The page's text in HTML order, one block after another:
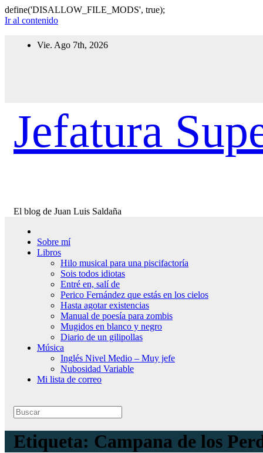
define('DISALLOW_FILE_MODS', true);
Ir al contenido
Vie. Ago 7th, 2026
Jefatura
El blog de Juan Luis Saldaña
Sobre mí
Libros
Hilo musical para una piscifactoría
Sois todos idiotas
Entré en, salí de
Perico Fernández que estás en los cielos
Hasta agotar existencias
Manual de poesía para zombis
Mugidos en blanco y negro
Diario de un gilipollas
Música
Inglés Nivel Medio – Muy jefe
Nubosidad Variable
Mi lista de correo
Etiqueta: Campana de los